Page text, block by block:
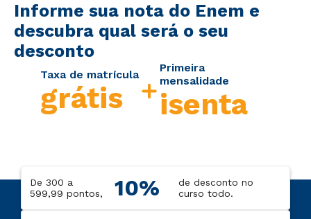
Informe sua nota do Enem e
descubra qual será o seu
desconto
Taxa de matrícula
grátis
Primeira
mensalidade
isenta
De 300 a
599,99 pontos,
10%
de desconto no
curso todo.